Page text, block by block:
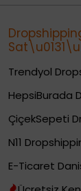
Trendyol
HepsiBurada
ÇiçekSepeti
N11
E-Ticaret